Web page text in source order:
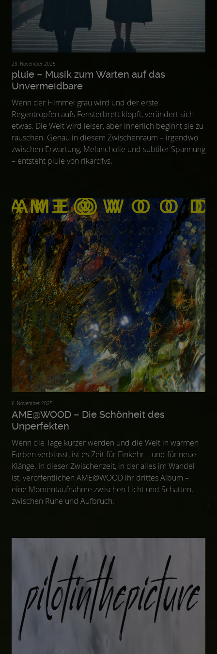
28. November 2025
pluie – Musik zum Warten auf das
Unvermeidbare
Wenn der Himmel grau wird und der erste
Regentropfen aufs Fensterbrett klopft, verändert sich
etwas. Die Welt wird leiser, aber innerlich beginnt sie zu
rauschen. Genau in diesem Zwischenraum – irgendwo
zwischen Erwartung, Melancholie und subtiler Spannung
– entsteht pluie von rikardfvs.
6. November 2025
AME@WOOD – Die Schönheit des
Unperfekten
Wenn die Tage kürzer werden und die Welt in warmen
Farben verblasst, ist es Zeit für Einkehr – und für neue
Klänge. In dieser Zwischenzeit, in der alles im Wandel
ist, veröffentlichen AME@WOOD ihr drittes Album –
eine Momentaufnahme zwischen Licht und Schatten,
zwischen Ruhe und Aufbruch.